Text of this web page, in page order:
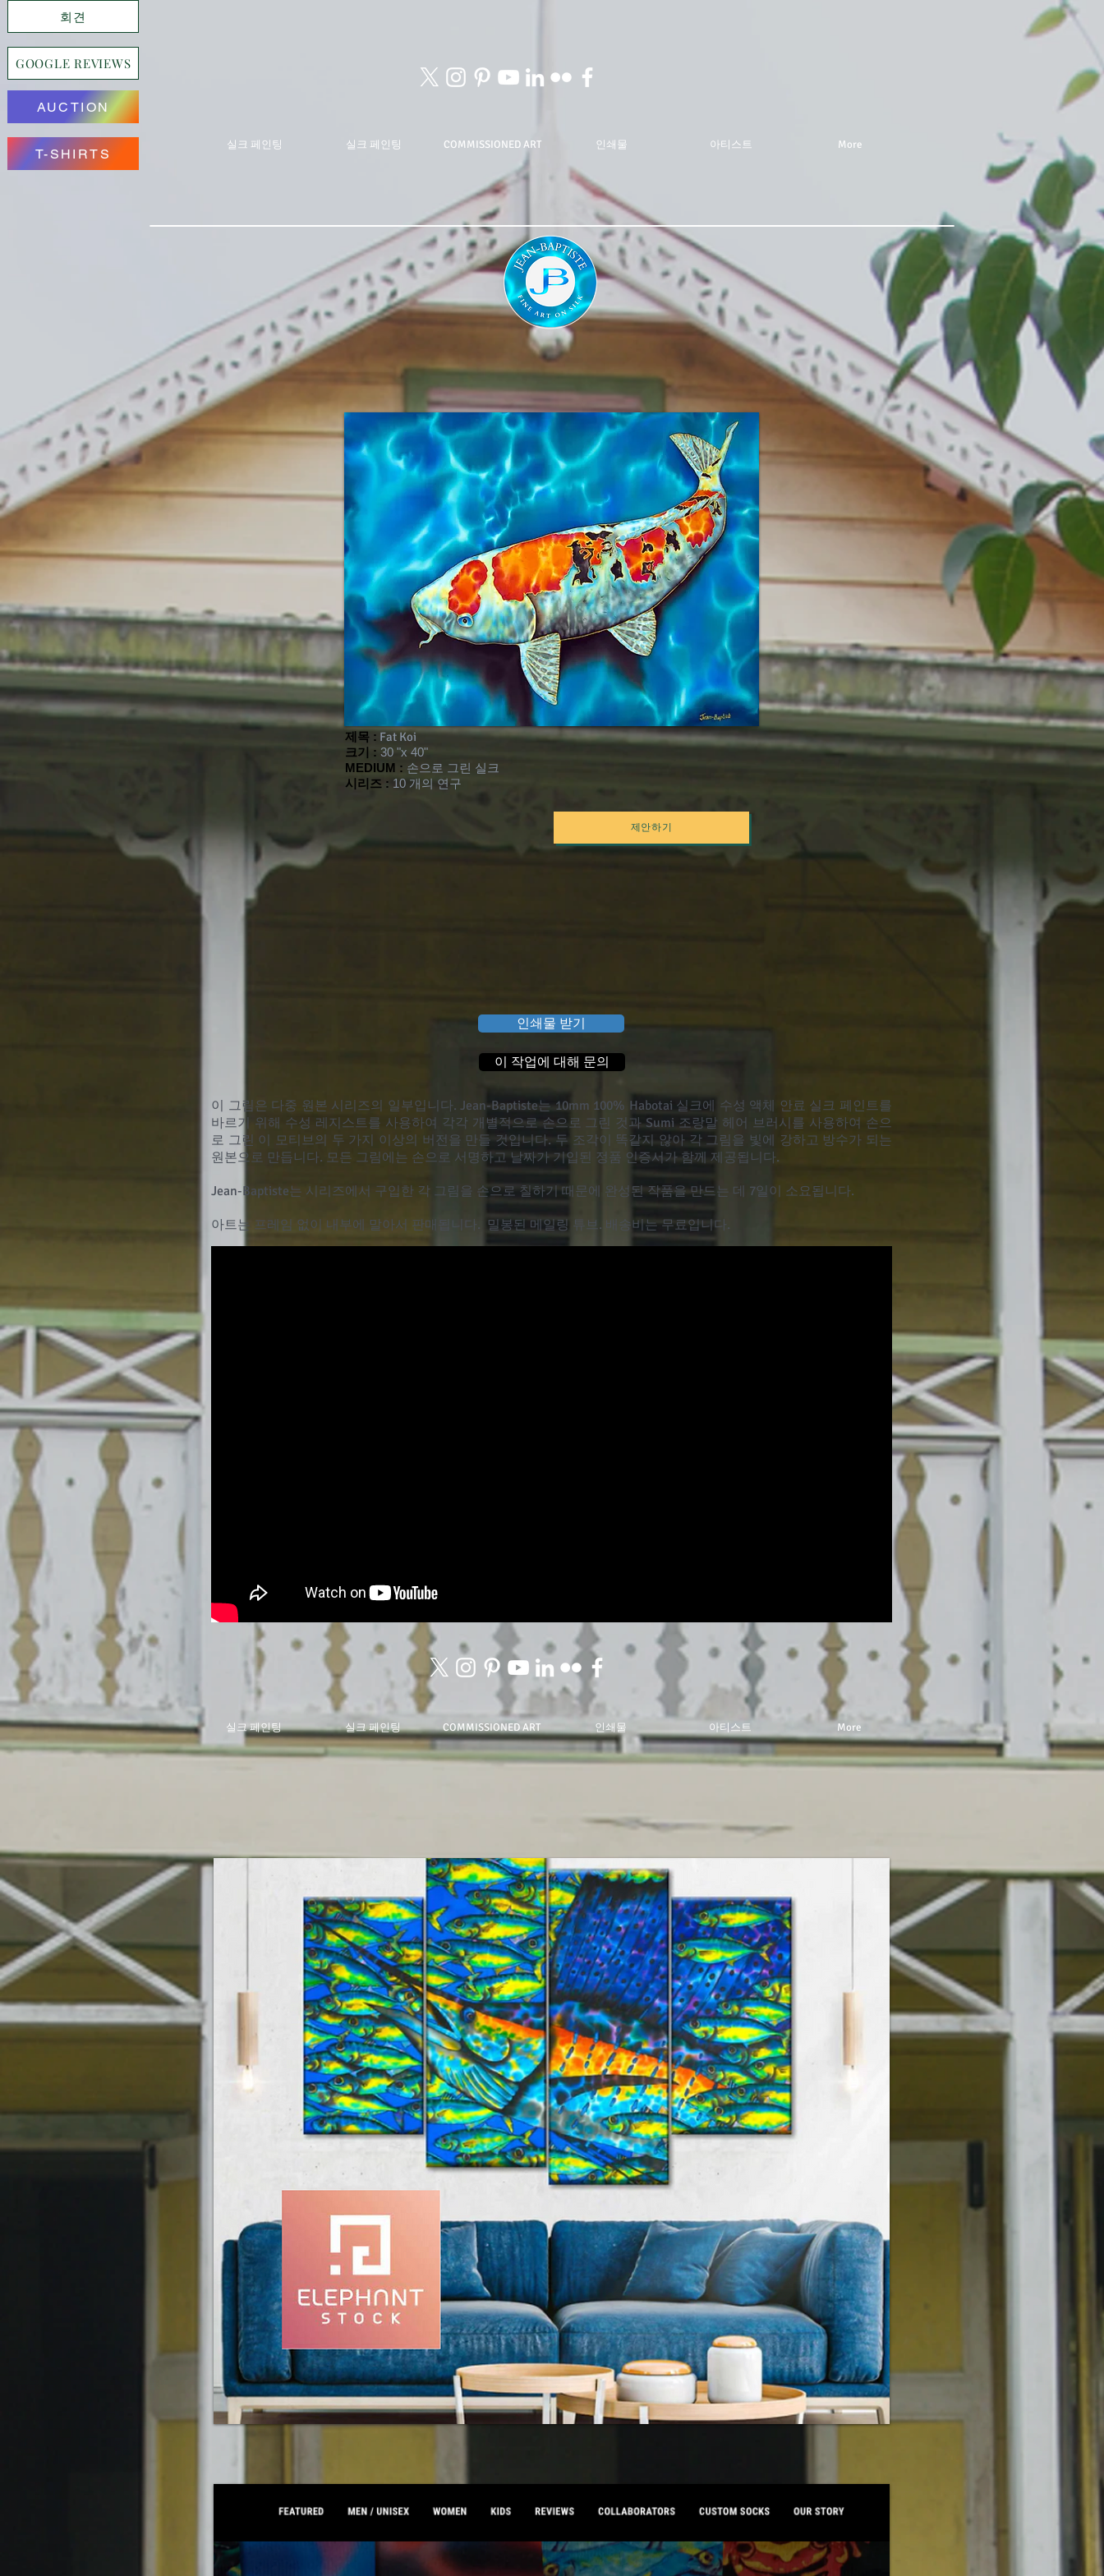
회견
GOOGLE REVIEWS
AUCTION
T-SHIRTS
실크 페인팅 실크 페인팅 COMMISSIONED ART 인쇄물 아티스트 More
제목 : Fat Koi
크기 : 30 "x 40"
MEDIUM : 손으로 그린 실크
시리즈 : 10 개의 연구
제안하기
인쇄물 받기
이 작업에 대해 문의
이 그림은 다중 원본 시리즈의 일부입니다. Jean-Baptiste는 10mm 100% Habotai 실크에 수성 액체 안료 실크 페인트를
바르기 위해 수성 레지스트를 사용하여 각각 개별적으로 손으로 그린 것과 Sumi 조랑말 헤어 브러시를 사용하여 손으
로 그린 이 모티브의 두 가지 이상의 버전을 만들 것입니다. 두 조각이 똑같지 않아 각 그림을 빛에 강하고 방수가 되는
원본으로 만듭니다. 모든 그림에는 손으로 서명하고 날짜가 기입된 정품 인증서가 함께 제공됩니다.
Jean-Baptiste는 시리즈에서 구입한 각 그림을 손으로 칠하기 때문에 완성된 작품을 만드는 데 7일이 소요됩니다.
아트는 프레임 없이 내부에 말아서 판매됩니다. 밀봉된 메일링 튜브. 배송비는 무료입니다.
실크 페인팅 실크 페인팅 COMMISSIONED ART 인쇄물 아티스트 More